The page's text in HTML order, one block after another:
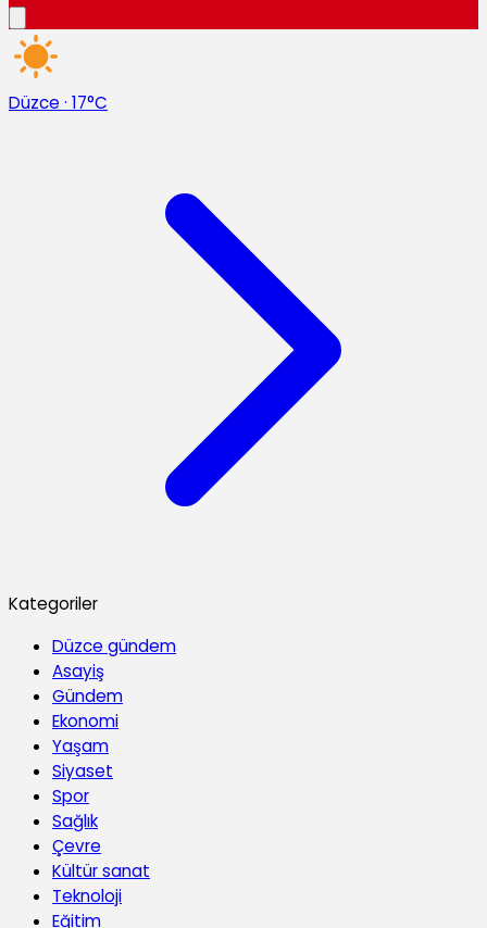
Düzce · 17°C
Kategoriler
Düzce gündem
Asayiş
Gündem
Ekonomi
Yaşam
Siyaset
Spor
Sağlık
Çevre
Kültür sanat
Teknoloji
Eğitim